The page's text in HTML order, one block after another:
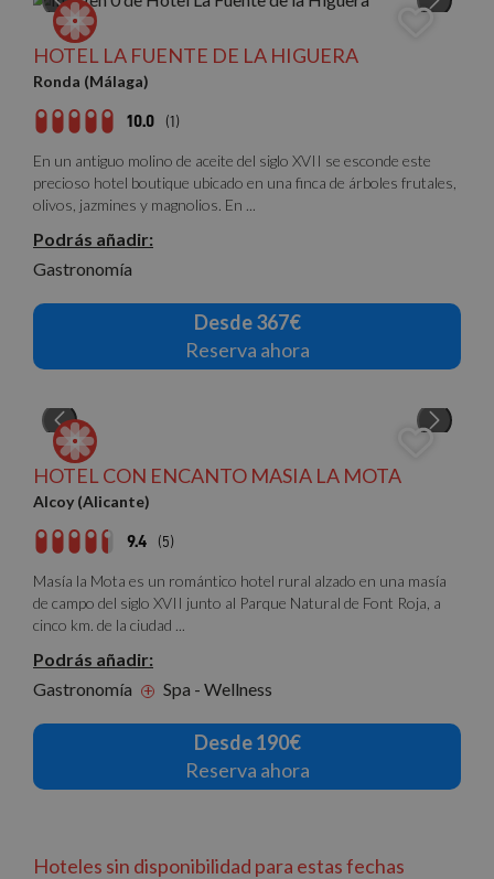
HOTEL LA FUENTE DE LA HIGUERA
Ronda (Málaga)
10.0 (1)
En un antiguo molino de aceite del siglo XVII se esconde este
precioso hotel boutique ubicado en una finca de árboles frutales,
olivos, jazmines y magnolios. En ...
Podrás añadir:
Gastronomía
Desde 367€
Reserva ahora
HOTEL CON ENCANTO MASIA LA MOTA
Alcoy (Alicante)
9.4 (5)
Masía la Mota es un romántico hotel rural alzado en una masía
de campo del siglo XVII junto al Parque Natural de Font Roja, a
cinco km. de la ciudad ...
Podrás añadir:
Gastronomía
+ Spa - Wellness
Desde 190€
Reserva ahora
Hoteles sin disponibilidad para estas fechas